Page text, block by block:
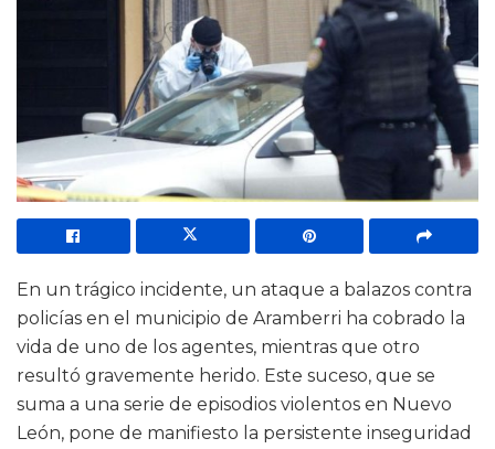
En un trágico incidente, un ataque a balazos contra
policías en el municipio de Aramberri ha cobrado la
vida de uno de los agentes, mientras que otro
resultó gravemente herido. Este suceso, que se
suma a una serie de episodios violentos en Nuevo
León, pone de manifiesto la persistente inseguridad